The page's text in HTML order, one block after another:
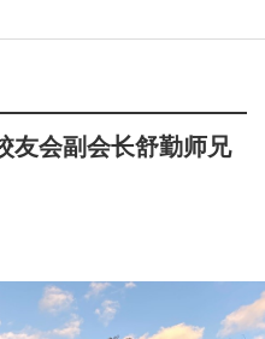
友会副会长舒勤师兄